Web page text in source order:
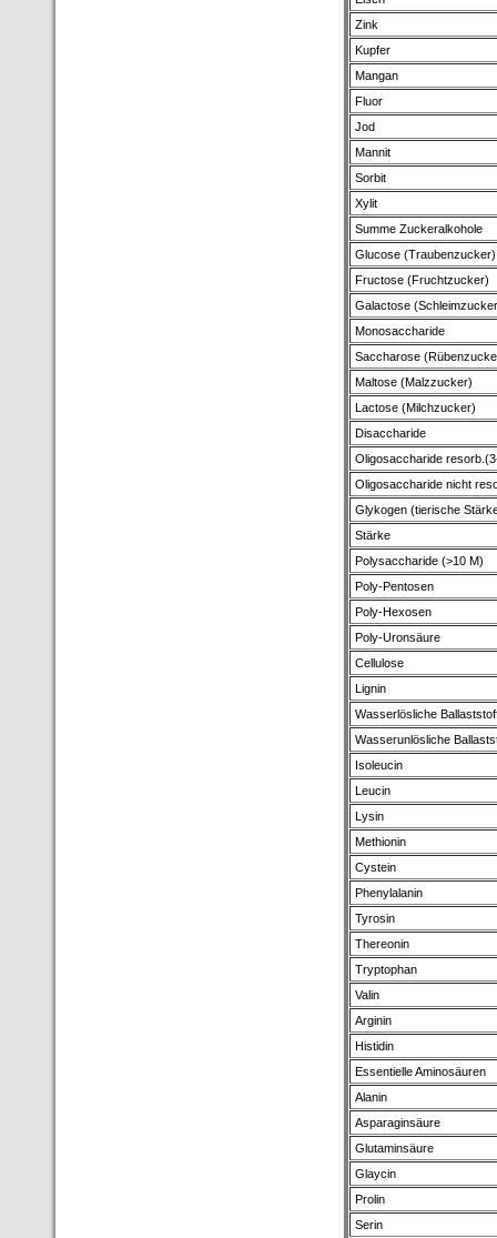
Zink
Kupfer
Mangan
Fluor
Jod
Mannit
Sorbit
Xylit
Summe Zuckeralkohole
Glucose (Traubenzucker)
Fructose (Fruchtzucker)
Galactose
Monosaccharide
Saccharose
Maltose (Malzzucker)
Lactose (Milchzucker)
Disaccharide
Oligosaccharide
Oligosaccharide nicht
Glykogen (tierische
Stärke
Polysaccharide (>10 M)
Poly-Pentosen
Poly-Hexosen
Poly-Uronsäure
Cellulose
Lignin
Wasserlösliche
Wasserunlösliche
Isoleucin
Leucin
Lysin
Methionin
Cystein
Phenylalanin
Tyrosin
Thereonin
Tryptophan
Valin
Arginin
Histidin
Essentielle Aminosäuren
Alanin
Asparaginsäure
Glutaminsäure
Glaycin
Prolin
Serin